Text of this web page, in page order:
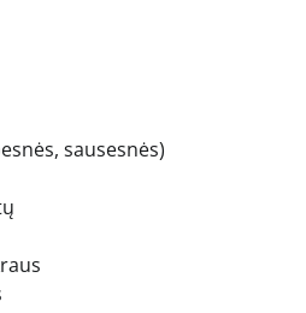
sausesnės)